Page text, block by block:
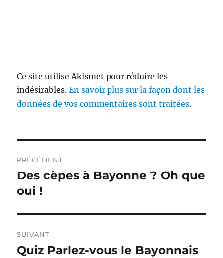
Ce site utilise Akismet pour réduire les
indésirables.En savoir plus sur la façon dont les
données de vos commentaires sont traitées.
de
l’article
PRÉCÉDENT
Publication
précédente :
Des cèpes à Bayonne ? Oh que
oui !
SUIVANT
Publication
Quiz Parlez-vous le Bayonnais